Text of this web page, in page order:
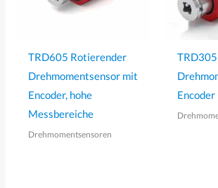
TRD605 Rotierender
Drehmomentsensor mit
Encoder, hohe
Messbereiche
Drehmomentsensoren
Encoder